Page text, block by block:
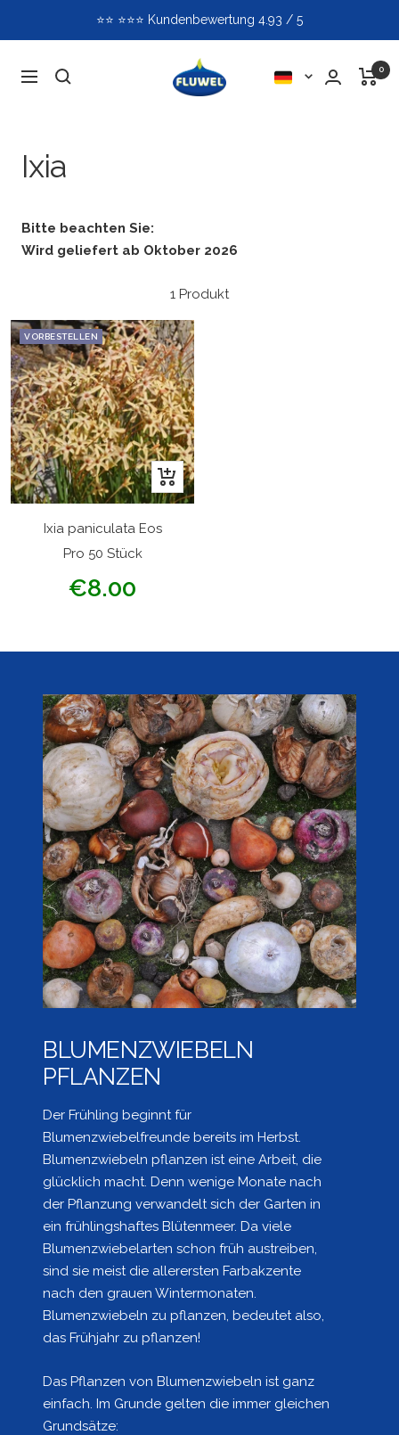
⭐️⭐️ ⭐️⭐️⭐️ Kundenbewertung 4.93 / 5
Navigation
Fluwel Sprache 0
Ixia
Bitte beachten Sie:
Wird geliefert ab Oktober 2026
1 Produkt
VORBESTELLEN
In
den
Ixia paniculata Eos
Pro 50 Stück
Angebotspreis
€8.00
BLUMENZWIEBELN
PFLANZEN
Der Frühling beginnt für
Blumenzwiebelfreunde bereits im Herbst.
Blumenzwiebeln pflanzen ist eine Arbeit, die
glücklich macht. Denn wenige Monate nach
der Pflanzung verwandelt sich der Garten in
ein frühlingshaftes Blütenmeer. Da viele
Blumenzwiebelarten schon früh austreiben,
sind sie meist die allerersten Farbakzente
nach den grauen Wintermonaten.
Blumenzwiebeln zu pflanzen, bedeutet also,
das Frühjahr zu pflanzen!
Das Pflanzen von Blumenzwiebeln ist ganz
einfach. Im Grunde gelten die immer gleichen
Grundsätze: